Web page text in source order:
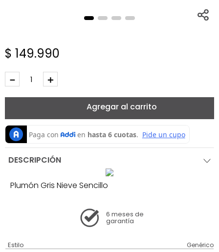
$ 149.990
＋
－
Agregar al carrito
DESCRIPCIÓN
Plumón Gris Nieve Sencillo
6 meses de
garantía
Estilo Genérico